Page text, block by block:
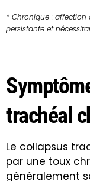
* Chronique : affection
persistante et
trachéal
Le collapsus
par une toux
généralement